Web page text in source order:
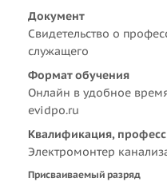
Документ
Свидетельство о
служащего
Формат обучения
Онлайн в удобное
evidpo.ru
Квалификация,
Электромонтер
Присваиваемый разряд